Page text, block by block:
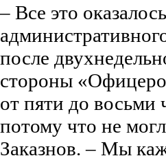
– Все это
после
стороны
от пяти до восьми
потому что не
Заказнов. – Мы